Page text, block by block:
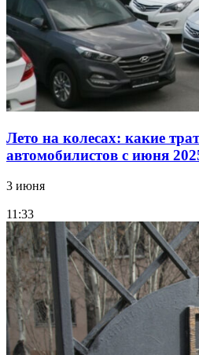
Лето на колесах: какие
автомобилистов с июня
3 июня
11:33